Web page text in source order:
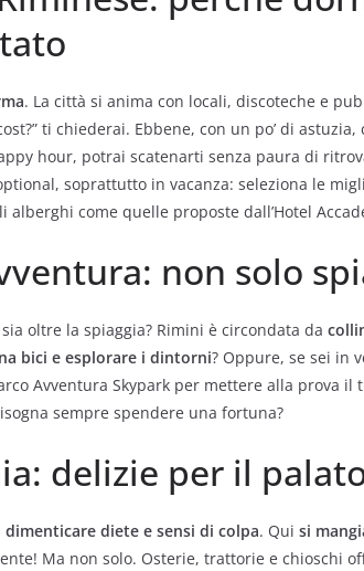
. La città si anima con locali, discoteche e
ti chiederai. Ebbene, con un po’ di
hour, potrai scatenarti senza paura di
soprattutto in vacanza: seleziona le
come quelle proposte dall’Hotel
non solo
oltre la spiaggia? Rimini è circondata da
bici e esplorare i dintorni? Oppure, se sei in
Avventura Skypark per mettere alla prova il
sempre spendere una fortuna?
delizie per il
dimenticare diete e sensi di colpa. Qui si
Ma non solo. Osterie, trattorie e chioschi